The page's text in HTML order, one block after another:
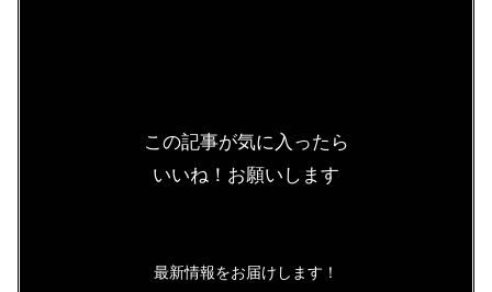
この記事が気に入ったら
いいね！お願いします
最新情報をお届けします！